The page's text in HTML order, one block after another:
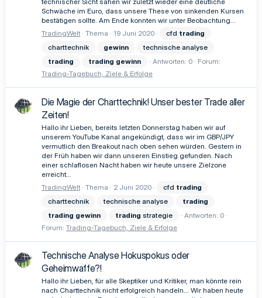
Schwäche im Euro, dass unsere These von sinkenden Kursen
bestätigen sollte. Am Ende konnten wir unter Beobachtung...
TradingWelt Thema 19 Juni 2020 cfd trading
charttechnik
gewinn
technische analyse
trading
trading gewinn Antworten: 0
Forum:
Trading-Tagebuch, Ziele & Erfolge
Die Magie der Charttechnik! Unser bester Trade aller
Zeiten!
Hallo ihr Lieben, bereits letzten Donnerstag haben wir auf
unserem YouTube Kanal angekündigt, dass wir im GBP/JPY
vermutlich den Breakout nach oben sehen würden. Gestern in
der Früh haben wir dann unseren Einstieg gefunden. Nach
einer schlaflosen Nacht haben wir heute unsere Zielzone
erreicht...
TradingWelt Thema 2 Juni 2020 cfd trading
charttechnik
technische analyse
trading
trading gewinn trading strategie
Antworten: 0
Forum: Trading-Tagebuch, Ziele & Erfolge
Technische Analyse Hokuspokus oder
Geheimwaffe?!
Hallo ihr Lieben, für alle Skeptiker und Kritiker, man könnte rein
nach Charttechnik nicht erfolgreich handeln... Wir haben heute